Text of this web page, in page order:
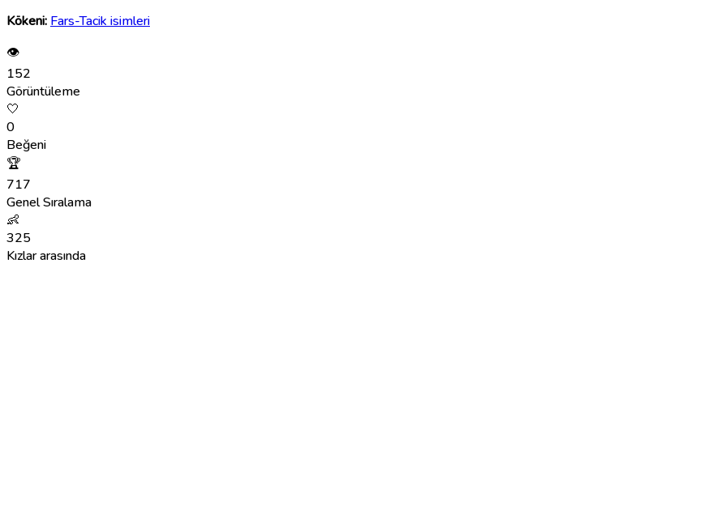
Kökeni: Fars-Tacik isimleri
👁
152
Görüntüleme
🤍
0
Beğeni
🏆
717
Genel Sıralama
👶
325
Kızlar arasında